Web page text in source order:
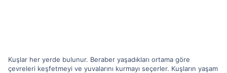
Kuşlar her yerde bulunur. Beraber yaşadıkları ortama göre
çevreleri keşfetmeyi ve yuvalarını kurmayı seçerler. Kuşların yaşam